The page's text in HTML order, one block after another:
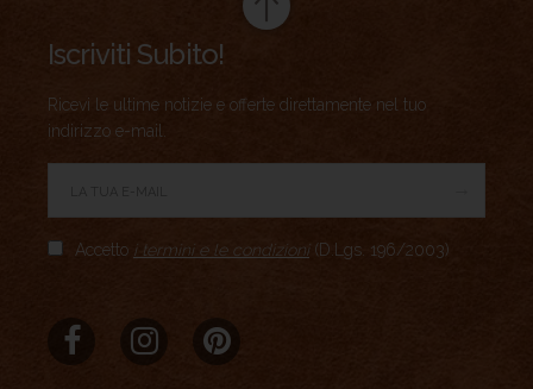
Aggregate Rating no ratingbased on0 votes
Product Name Ink
Iscriviti Subito!
Ricevi le ultime notizie e offerte direttamente nel tuo
indirizzo e-mail.
Accetto i termini e le condizioni(D.Lgs. 196/2003)